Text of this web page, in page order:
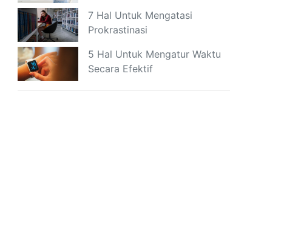
7 Hal Untuk Mengatasi
Prokrastinasi
5 Hal Untuk Mengatur Waktu
Secara Efektif